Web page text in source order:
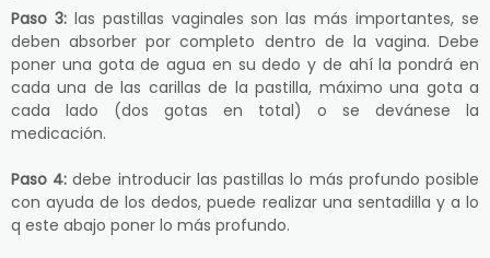
Paso 3:las pastillas vaginales son las más importantes, se
deben absorber por completo dentro de la vagina. Debe
poner una gota de agua en su dedo y de ahí la pondrá en
cada una de las carillas de la pastilla, máximo una gota a
cada lado (dos gotas en total) o se devánese la
medicación.
Paso 4: debe introducir las pastillas lo más profundo posible
con ayuda de los dedos, puede realizar una sentadilla y a lo
q este abajo poner lo más profundo.